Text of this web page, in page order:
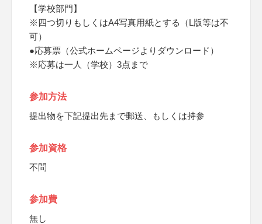
【学校部門】
※四つ切りもしくはA4写真用紙とする（L版等は不
可）
●応募票（公式ホームページよりダウンロード）
※応募は一人（学校）3点まで
参加方法
提出物を下記提出先まで郵送、もしくは持参
参加資格
不問
参加費
無し